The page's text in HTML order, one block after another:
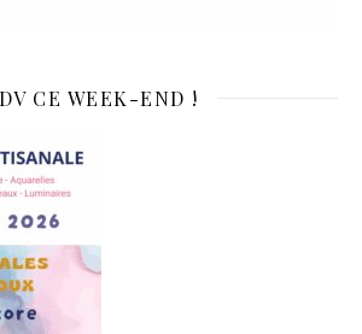
CE WEEK-END !